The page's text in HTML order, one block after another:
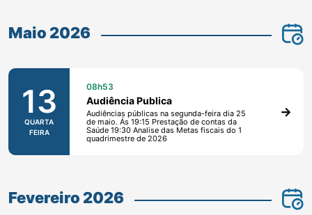
Maio 2026
13
QUARTA
FEIRA
08h53
Audiência Publica
Audiências públicas na segunda-feira dia 25
de maio. Ás 19:15 Prestação de contas da
Saúde 19:30 Analise das Metas fiscais do 1
quadrimestre de 2026
Fevereiro 2026